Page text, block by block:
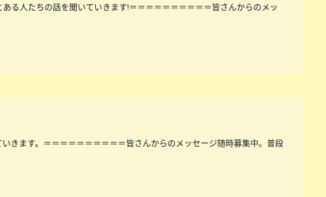
る人たちの話を聞いていきます!＝＝＝＝＝＝＝＝＝＝皆さんからのメッ
きます。＝＝＝＝＝＝＝＝＝＝皆さんからのメッセージ随時募集中。普段